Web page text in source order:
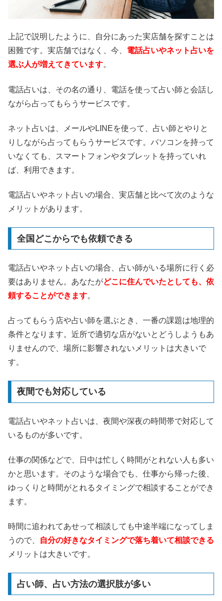
上記で説明したように、自分にあった実店舗を探すことは
困難です。実店舗ではなく、今、 電話占いやネット占いを
選ぶ人が増えてきています。
電話占いは、その名の通り、電話を使って占い師と会話し
ながら占ってもらうサービスです。
ネット占いは、メールやLINEを使って、占い師とやりと
りしながら占ってもらうサービスです。パソコンを持って
いなくても、スマートフォンやタブレットを持っていれ
ば、利用できます。
電話占いやネット占いの場合、実店舗と比べて次のような
メリットがあります。
全国どこからでも依頼できる
電話占いやネット占いの場合、占い師がいる場所に行く必
要はありません。あなたがどこに住んでいたとしても、依
頼することができます。
占ってもらう店や占い師を選ぶとき、一番の課題は地理的
条件となります。近所で適切な店がないとどうしようもあ
りませんので、場所に影響されないメリットは大きいで
す。
夜間でも対応している
電話占いやネット占いは、夜間や深夜の時間帯で対応して
いるものが多いです。
仕事の関係などで、日中は忙しく時間がとれない人も多い
かと思います。そのような場合でも、仕事から帰った後、
ゆっくりと時間がとれるタイミングで相談することができ
ます。
時間に追われてあせって相談しても中途半端になってしま
うので、
自分の好きなタイミングで落ち着いて相談できる
メリットは大きいです。
占い師、占い方法の選択肢が多い